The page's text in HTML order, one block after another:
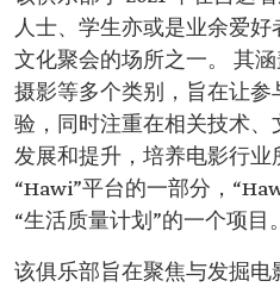
人士、学生亦或是业余爱
文化聚会的场所之一。 其
摄影等多个类别，旨在让
验，同时注重在相关技术
发展和提升，培养电影行业
“Hawi”平台的一部分，
“生活质量计划”的一个项目。
该俱乐部旨在聚焦与发掘电